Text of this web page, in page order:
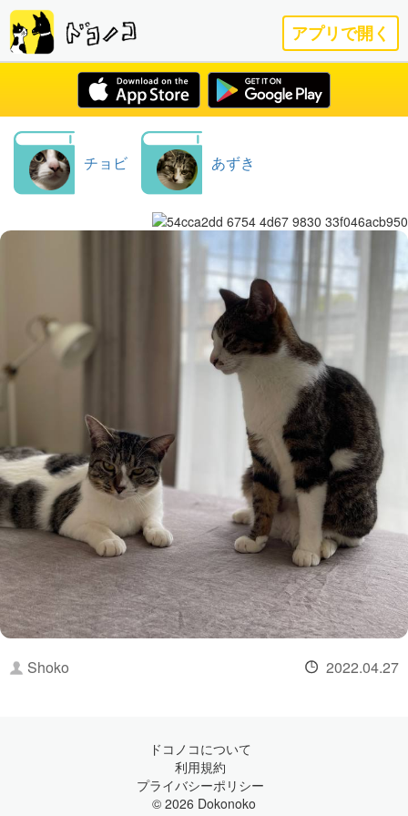
アプリで開く
チョビ あずき
Shoko 2022.04.27
ドコノコについて
利用規約
プライバシーポリシー
© 2026 Dokonoko